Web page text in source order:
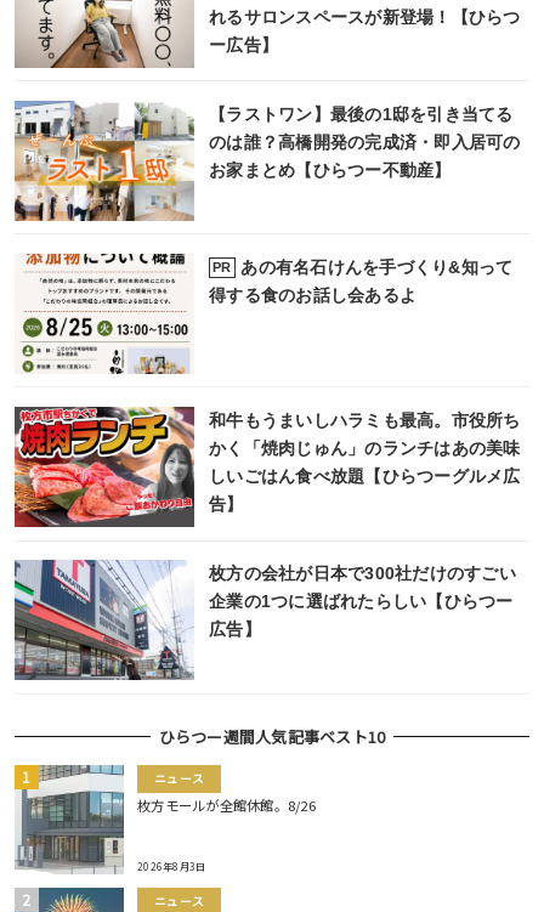
れるサロンスペースが新登場！【ひらつ
ー広告】
【ラストワン】最後の1邸を引き当てる
のは誰？高橋開発の完成済・即入居可の
お家まとめ【ひらつー不動産】
PR
あの有名石けんを手づくり&知って
得する食のお話し会あるよ
和牛もうまいしハラミも最高。市役所ち
かく「焼肉じゅん」のランチはあの美味
しいごはん食べ放題【ひらつーグルメ広
告】
枚方の会社が日本で300社だけのすごい
企業の1つに選ばれたらしい【ひらつー
広告】
ひらつー週間人気記事ベスト10
ニュース
枚方モールが全館休館。8/26
2026年8月3日
ニュース